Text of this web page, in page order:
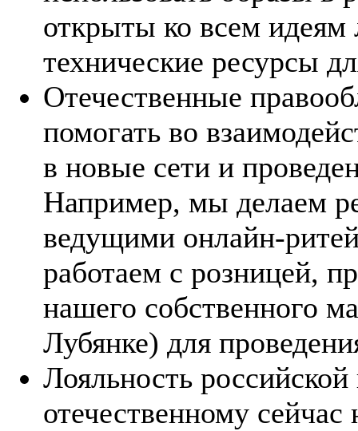
открыты ко всем идеям
технические ресурсы
Отечественные
помогать во
в новые сети и
Например, мы делаем
ведущими онлайн-
работаем с розницей,
нашего собственного
Лубянке) для
Лояльность
отечественному